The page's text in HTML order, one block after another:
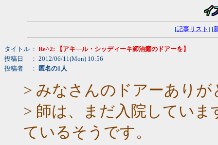
[記事リスト ] [
タイトル ： Re^2: 【アキ―ル・シッディーキ師治癒のドアーを】
投稿日
： 2012/06/11(Mon) 10:56
投稿者
： 匿名の1人
> みなさんのドアーあり
> 師は、まだ入院してい
ているそうです。